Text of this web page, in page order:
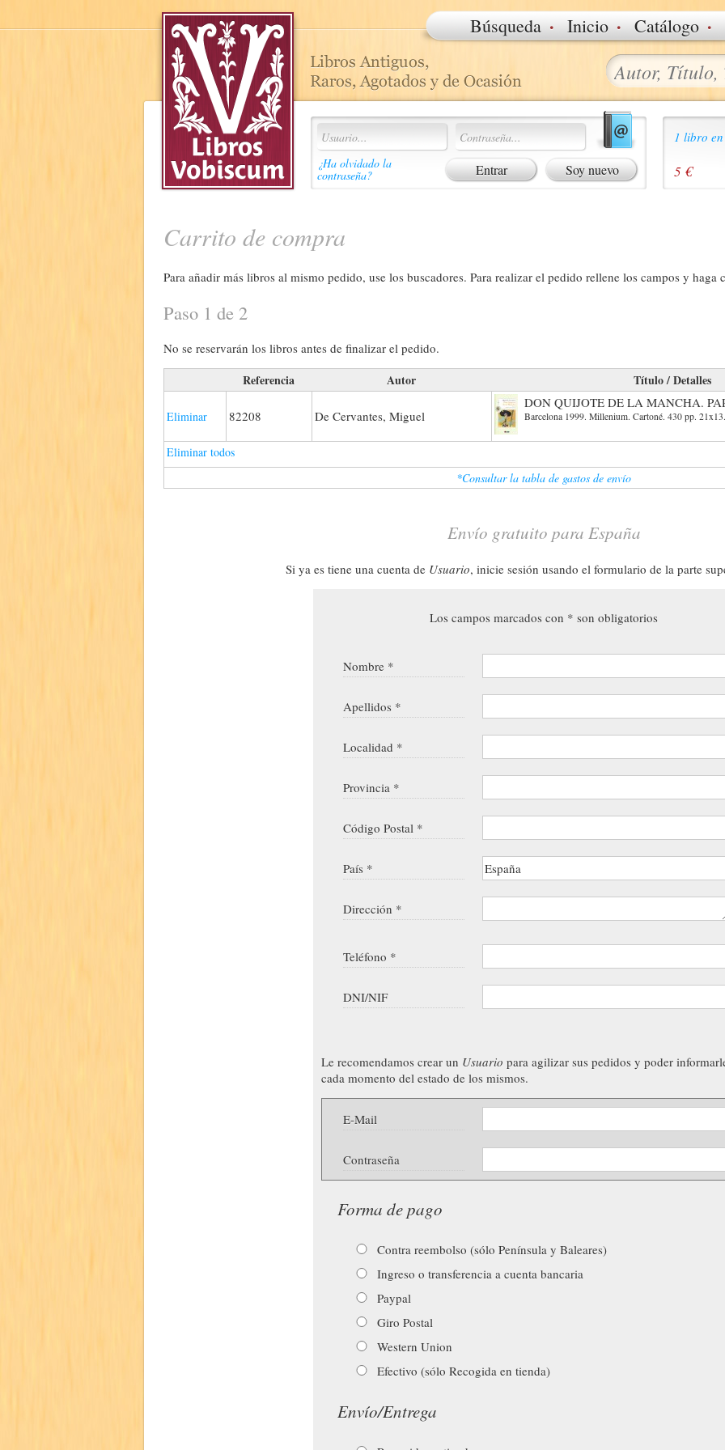
Búsqueda · Inicio · Catálogo ·
¿Ha olvidado la
contraseña? Soy nuevo
1 libro
5 €
Carrito de compra
Para añadir más libros al mismo pedido, use los buscadores. Para realizar el pedido rellene los campos y haga
Paso 1 de 2
No se reservarán los libros antes de finalizar el pedido.
Referencia Autor Título / Detalles
Eliminar 82208 De Cervantes, Miguel
DON QUIJOTE DE LA MANCHA.
Barcelona 1999. Millenium. Cartoné. 430 pp. 21x13.
Eliminar todos
*Consultar la tabla de gastos de envío
Envío gratuito para España
Si ya es tiene una cuenta de Usuario, inicie sesión usando el formulario de la parte
Los campos marcados con * son obligatorios
Nombre *
Apellidos *
Localidad *
Provincia *
Código Postal *
País *
Dirección *
Teléfono *
DNI/NIF
Le recomendamos crear un Usuario para agilizar sus pedidos y poder
cada momento del estado de los mismos.
E-Mail
Contraseña
Forma de pago
Contra reembolso (sólo Península y Baleares)
Ingreso o transferencia a cuenta bancaria
Paypal
Giro Postal
Western Union
Efectivo (sólo Recogida en tienda)
Envío/Entrega